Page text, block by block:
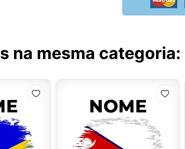
na mesma categoria: